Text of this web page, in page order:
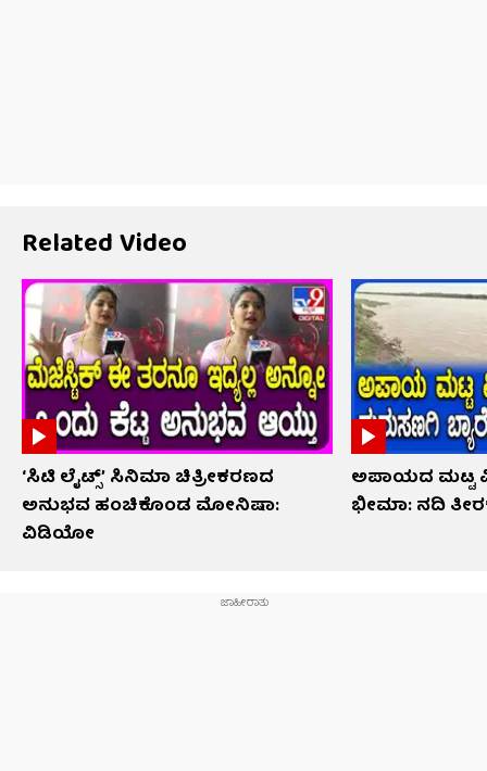
Related Video
‘ಸಿಟಿ ಲೈಟ್ಸ್’ ಸಿನಿಮಾ ಚಿತ್ರೀಕರಣದ
ಅನುಭವ ಹಂಚಿಕೊಂಡ ಮೋನಿಷಾ:
ವಿಡಿಯೋ
ಅಪಾಯದ ಮಟ್ಟ
ಭೀಮಾ: ನದಿ